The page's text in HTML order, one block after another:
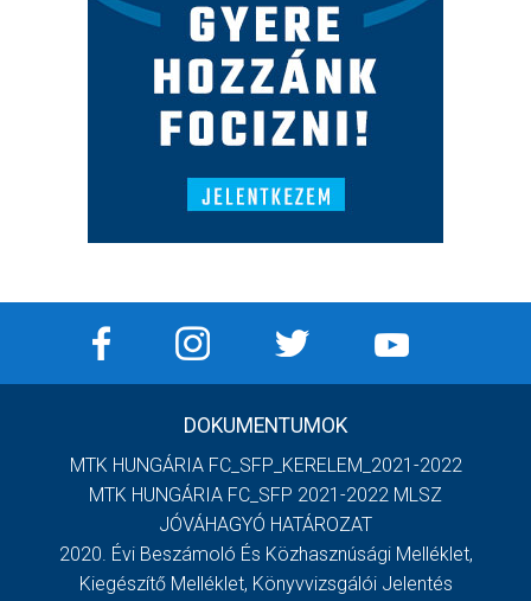
DOKUMENTUMOK
MTK HUNGÁRIA FC_SFP_KERELEM_2021-2022
MTK HUNGÁRIA FC_SFP 2021-2022 MLSZ
JÓVÁHAGYÓ HATÁROZAT
2020. Évi Beszámoló És Közhasznúsági Melléklet,
Kiegészítő Melléklet, Könyvvizsgálói Jelentés